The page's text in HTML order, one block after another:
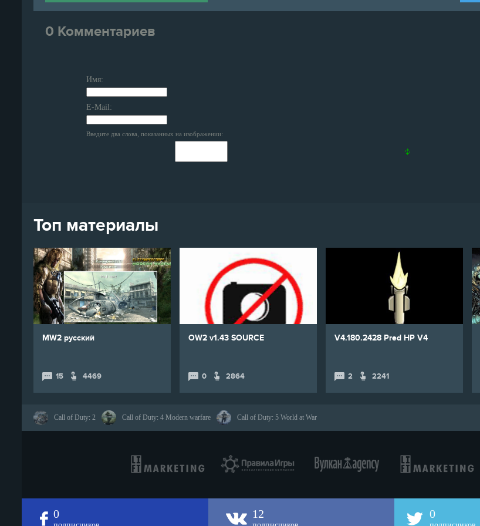
0 Комментариев
Имя:
E-Mail:
Введите два слова, показанных на изображении:
Топ материалы
MW2 русский
15 4469
OW2 v1.43 SOURCE
0 2864
V4.180.2428 Pred HP V4
2 2241
Call of Duty: 2 Call of Duty: 4 Modern warfare Call of Duty: 5 World at War
0 12 0